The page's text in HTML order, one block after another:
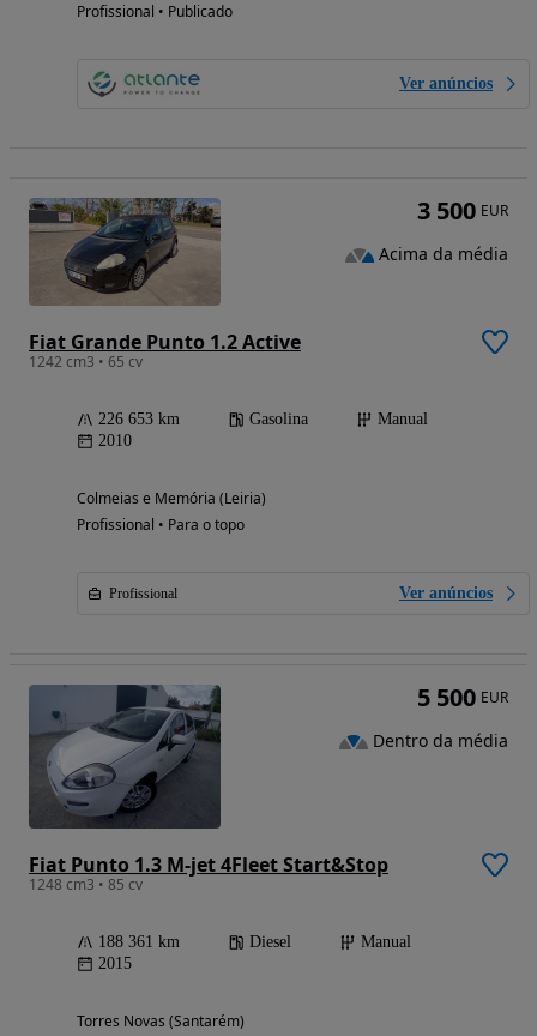
Profissional • Publicado
Ver anúncios
Fiat Grande Punto 1.2 Active
1242 cm3 • 65 cv
226 653 km Gasolina
Manual
2010
Colmeias e Memória (Leiria)
Profissional • Para o topo
Profissional Ver anúncios
3 500 EUR
Acima da média
Fiat Punto 1.3 M-jet 4Fleet Start&Stop
1248 cm3 • 85 cv
188 361 km Diesel
Manual
2015
Torres Novas (Santarém)
5 500 EUR
Dentro da média